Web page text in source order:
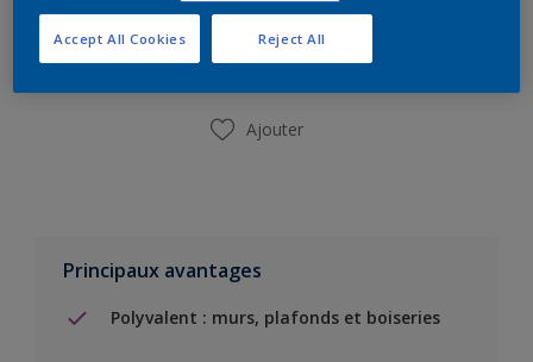
Trouver un magasin
Ajouter
Principaux avantages
Polyvalent : murs, plafonds et boiseries
Reject All
Accept All Cookies